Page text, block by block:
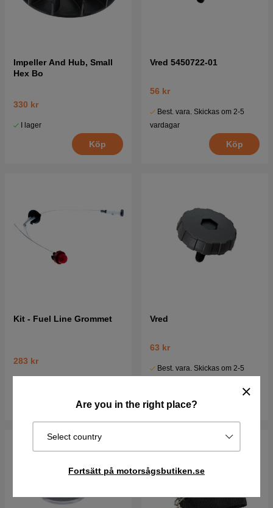
Are you in the right place?
Select country
Fortsätt på motorsågsbutiken.se
Impeller And Hub, Small
Hex Bo
330 kr
I lager
Köp
Vred 5450722-01
56 kr
Best. vara. Skickas om 2-5
vardagar
Köp
Kit - Fuel Line Grommet
283 kr
Köp
Vred
63 kr
Best. vara. Skickas om 2-5